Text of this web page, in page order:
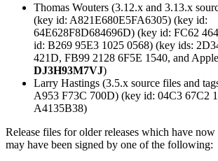
Thomas Wouters (3.12.x and 3.13.x
(key id: A821E680E5FA6305) (key id:
64E628F8D684696D) (key id: FC62
id: B269 95E3 1025 0568) (key ids:
421D, FB99 2128 6F5E 1540, and
DJ3H93M7VJ)
Larry Hastings (3.5.x source files and
A953 F73C 700D) (key id: 04C3 67C2
A4135B38)
Release files for older releases which have
may have been signed by one of the following: